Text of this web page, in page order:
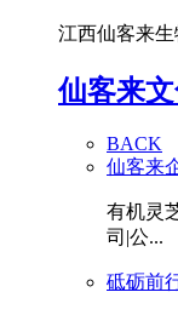
江西仙客来
仙客来
BACK
仙客来
有机灵
司|公...
砥砺前